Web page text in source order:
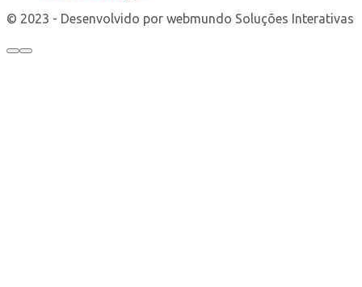
© 2023 - Desenvolvido por webmundo Soluções Interativas